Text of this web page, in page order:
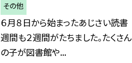
その他
６月８日から始まったあじさい読書
週間も２週間がたちました。たくさん
の子が図書館や...